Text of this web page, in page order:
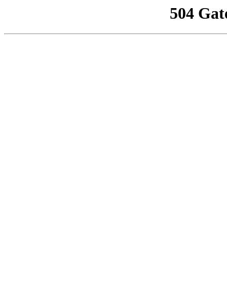
504